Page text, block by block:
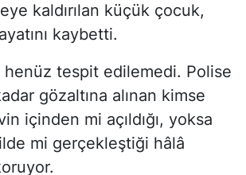
kaldırılan küçük çocuk,
kaybetti.
henüz tespit edilemedi. Polise
gözaltına alınan kimse
içinden mi açıldığı, yoksa
mi gerçekleştiği hâlâ